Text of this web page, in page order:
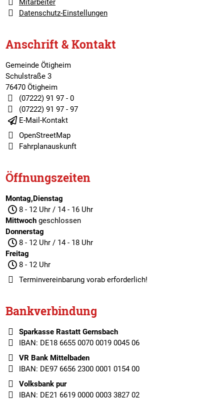
Mitarbeiter
Datenschutz-Einstellungen
Anschrift & Kontakt
Gemeinde Ötigheim
Schulstraße 3
76470 Ötigheim
(07222) 91 97 - 0
(07222) 91 97 - 97
E-Mail-Kontakt
OpenStreetMap
Fahrplanauskunft
Öffnungszeiten
Montag,Dienstag
8 - 12 Uhr / 14 - 16 Uhr
Mittwochgeschlossen
Donnerstag
8 - 12 Uhr / 14 - 18 Uhr
Freitag
8 - 12 Uhr
Terminvereinbarungvorab erforderlich!
Bankverbindung
Sparkasse Rastatt Gernsbach
IBAN: DE18 6655 0070 0019 0045 06
VR Bank Mittelbaden
IBAN: DE97 6656 2300 0001 0154 00
Volksbank pur
IBAN: DE21 6619 0000 0003 3827 02